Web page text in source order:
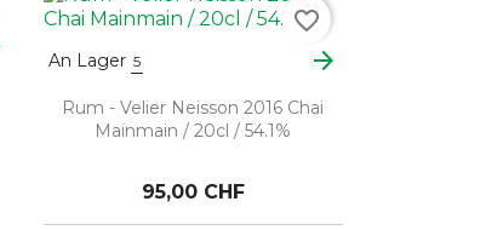
An Lager 5 arrow_forward
Rum - Velier Neisson 2016 Chai
Mainmain / 20cl / 54.1%
95,00 CHF
favorite_border